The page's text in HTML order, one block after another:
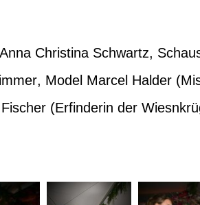
Anna Christina Schwartz,
, Model Marcel Halder
(Erfinderin der